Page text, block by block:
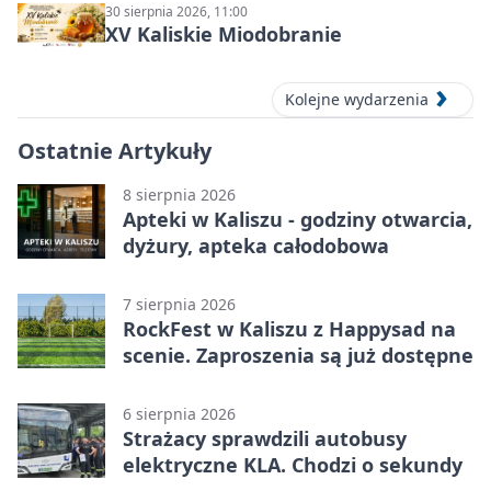
30 sierpnia 2026, 11:00
XV Kaliskie Miodobranie
Kolejne wydarzenia
Ostatnie Artykuły
8 sierpnia 2026
Apteki w Kaliszu - godziny otwarcia,
dyżury, apteka całodobowa
7 sierpnia 2026
RockFest w Kaliszu z Happysad na
scenie. Zaproszenia są już dostępne
6 sierpnia 2026
Strażacy sprawdzili autobusy
elektryczne KLA. Chodzi o sekundy